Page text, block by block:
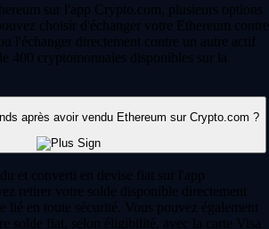
sur l'app Crypto.com, plusieurs options
choisir d'échanger votre Ethereum contre
l'échanger directement contre un autre actif
400 cryptomonnaies disponibles sur la
après avoir vendu Ethereum sur Crypto.com ?
et converti en devise fiat sur l'app
retirer votre solde disponible directement
lié en toute sécurité. Vous pouvez également
solde fiat, selon éligibilité, avec la carte Visa